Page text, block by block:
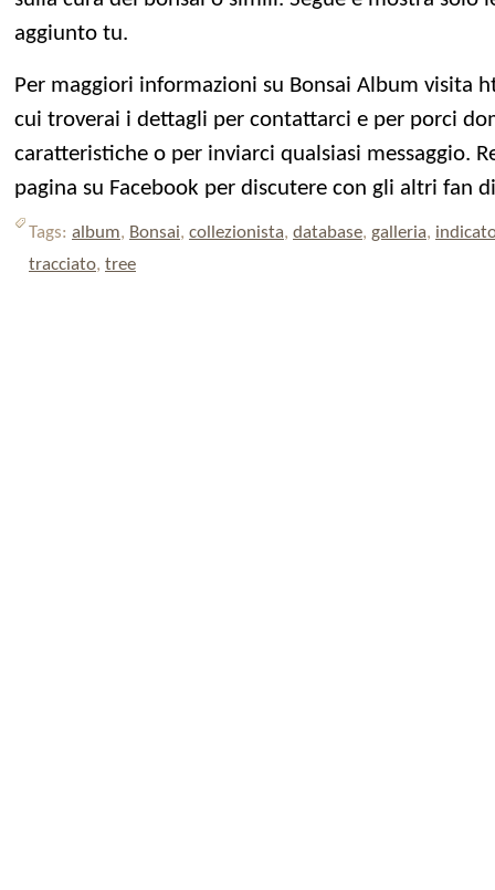
aggiunto tu.
Per maggiori informazioni su Bonsai Album visita
cui troverai i dettagli per contattarci e per porci
caratteristiche o per inviarci qualsiasi messaggio.
pagina su Facebook per discutere con gli altri fan
Tags: album, Bonsai, collezionista, database, galleria,
tracciato, tree